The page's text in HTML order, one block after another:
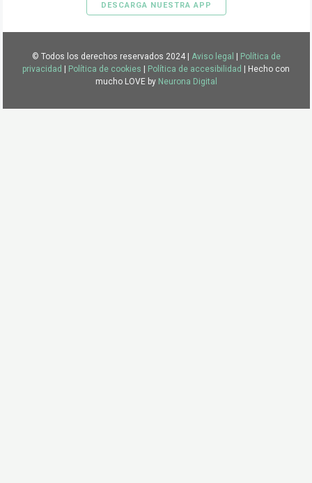
DESCARGA NUESTRA APP
© Todos los derechos reservados 2024 | Aviso legal
Política de
privacidad
Política de cookies Política de accesibilidad
| Hecho con
mucho LOVE by Neurona Digital